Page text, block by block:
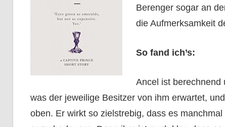
Berenger sogar an
die Aufmerksamkeit
So fand ich’s:
Ancel ist berechnend
was der jeweilige Besitzer von ihm erwartet,
oben. Er wirkt so zielstrebig, dass es